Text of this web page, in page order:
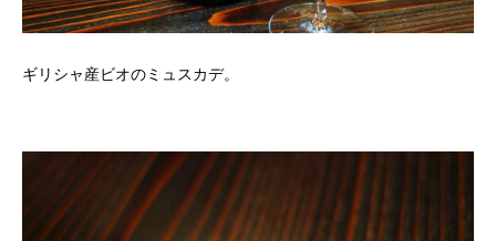
ギリシャ産ビオのミュスカデ。